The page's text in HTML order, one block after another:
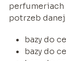
perfumeriach
potrzeb danej
bazy do
bazy do